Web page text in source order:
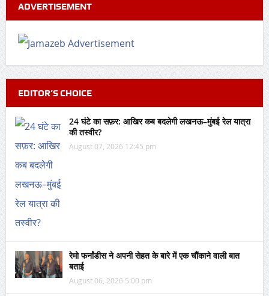
ADVERTISEMENT
EDITOR’S CHOICE
24 घंटे का सफ़र: आखिर कब बदलेगी लखनऊ–मुंबई रेल यात्रा
की तस्वीर?
August 07, 2026 12:45 pm
रेमो फर्नांडीस ने अपनी सेहत के बारे में एक चौंकाने वाली बात
बताई
August 06, 2026 5:00 pm